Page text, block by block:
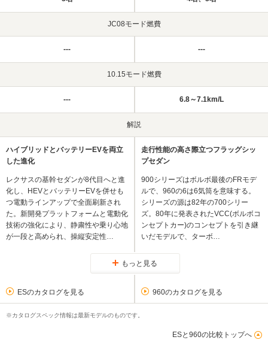
JC08モード燃費
--- ---
10.15モード燃費
--- 6.8～7.1km/L
解説
ハイブリッドとバッテリーEVを両立
した進化
レクサスの基幹セダンが8代目へと進
化し、HEVとバッテリーEVを併せも
つ電動ラインアップで全面刷新され
た。新開発プラットフォームと電動化
技術の強化により、静粛性や乗り心地
が一段と高められ、操縦安定性…
走行性能の高さ際立つフラッグシッ
プセダン
900シリーズはボルボ最後のFRモデ
ルで、960の6は6気筒を意味する。
シリーズの源は82年の700シリー
ズ。80年に発表されたVCC(ボルボコ
ンセプトカー)のコンセプトを引き継
いだモデルで、ターボ…
もっと見る
ESのカタログを見る 960のカタログを見る
※カタログスペック情報は最新モデルのものです。
ESと960の比較トップへ